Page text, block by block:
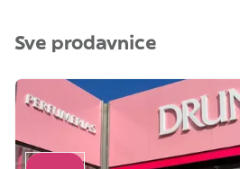
Sve prodavnice